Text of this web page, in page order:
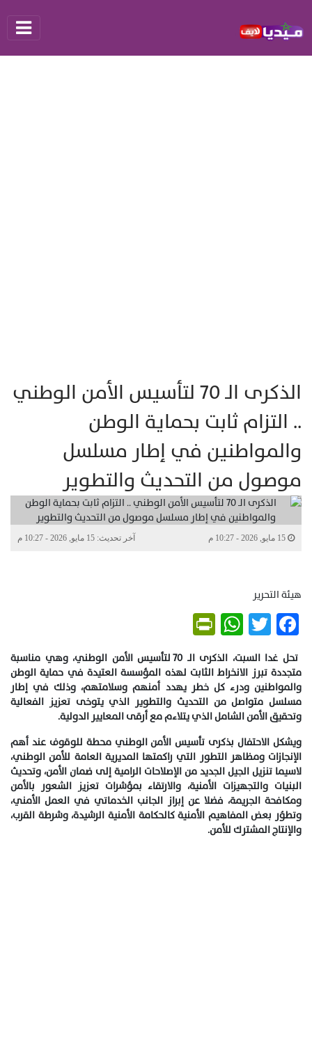
الذكرى الـ 70 لتأسيس الأمن الوطني
.. التزام ثابت بحماية الوطن
والمواطنين في إطار مسلسل
موصول من التحديث والتطوير
آخر تحديث: 15 مايو, 2026 - 10:27 م
هيئة التحرير
Facebook
Twitter
WhatsApp
تحل غدا السبت، الذكرى الـ 70 لتأسيس الأمن الوطني، وهي مناسبة
متجددة تبرز الانخراط الثابت لهذه المؤسسة العتيدة في حماية الوطن
والمواطنين ودرء كل خطر يهدد أمنهم وسلامتهم، وذلك في إطار
مسلسل متواصل من التحديث والتطوير الذي يتوخى تعزيز الفعالية
وتحقيق الأمن الشامل الذي يتلاءم مع أرقى المعايير الدولية.
ويشكل الاحتفال بذكرى تأسيس الأمن الوطني محطة للوقوف عند أهم
الإنجازات ومظاهر التطور التي راكمتها المديرية العامة للأمن الوطني،
لاسيما تنزيل الجيل الجديد من الإصلاحات الرامية إلى ضمان الأمن، وتحديث
البنيات والتجهيزات الأمنية، والارتقاء بمؤشرات تعزيز الشعور بالأمن
ومكافحة الجريمة، فضلا عن إبراز الجانب الخدماتي في العمل الأمني،
وتطوُر بعض المفاهيم الأمنية كالحكامة الأمنية الرشيدة، وشرطة القرب،
والإنتاج المشترك للأمن.